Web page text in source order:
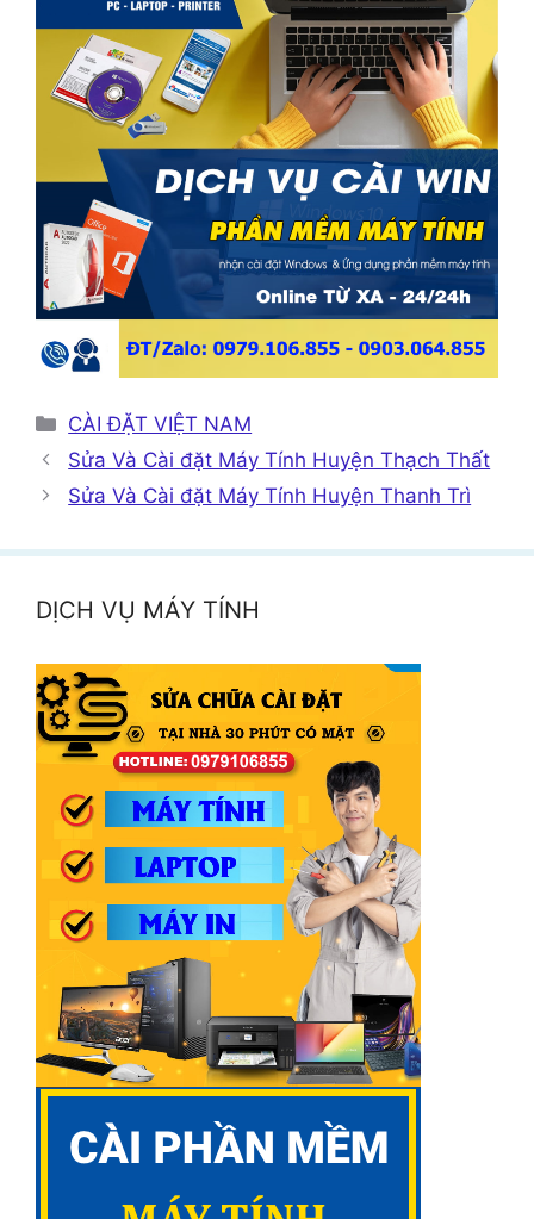
Danh
mục
CÀI ĐẶT VIỆT NAM
Sửa Và Cài đặt Máy Tính Huyện Thạch Thất
Sửa Và Cài đặt Máy Tính Huyện Thanh Trì
DỊCH VỤ MÁY TÍNH